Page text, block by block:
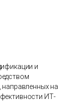
и
направленных на
ИТ-